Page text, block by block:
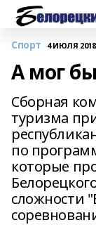
Спорт 4 ИЮЛЯ
А мог
Сборная
туризма
по
которые
сложности